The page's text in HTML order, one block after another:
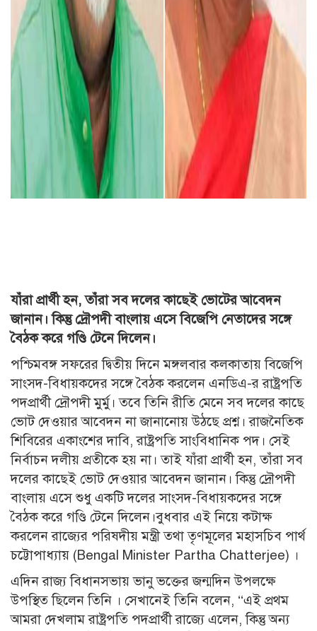
যাঁরা প্রার্থী হন, তাঁরা সব দলের কাছেই ভোটের আবেদন
জানান। কিন্তু দ্রৌপদী বাংলায় এসে বিজেপি নেতাদের সঙ্গে
বৈঠক করে গণ্ডি টেনে দিলেন।
পশ্চিমবঙ্গ সফরের দ্বিতীয় দিনে মঙ্গলবার কলকাতায় বিজেপি
সাংসদ-বিধায়কদের সঙ্গে বৈঠক করলেন এনডিএ-র রাষ্ট্রপতি
পদপ্রার্থী দ্রৌপদী মুর্মু। তবে তিনি রীতি মেনে সব দলের কাছে
ভোট দেওয়ার আবেদন না জানানোয় উঠছে প্রশ্ন। রাজনৈতিক
শিবিরের একাংশের দাবি, রাষ্ট্রপতি সাংবিধানিক পদ। সেই
নির্বাচন দলীয় প্রতীকে হয় না। তাই যাঁরা প্রার্থী হন, তাঁরা সব
দলের কাছেই ভোট দেওয়ার আবেদন জানান। কিন্তু দ্রৌপদী
বাংলায় এসে শুধু একটি দলের সাংসদ-বিধায়কদের সঙ্গে
বৈঠক করে গণ্ডি টেনে দিলেন।বুধবার এই নিয়ে কটাক্ষ
করলেন রাজ্যের পরিষদীয় মন্ত্রী তথা তৃণমূলের মহাসচিব পার্থ
চট্টোপাধ্যায় (Bengal Minister Partha Chatterjee) ।
এদিন রাজ্য বিধানসভায় ভানু ভক্তের জন্মদিন উপলক্ষে
উপস্থিত ছিলেন তিনি । সেখানেই তিনি বলেন, ‘‘এই প্রথম
আমরা দেখলাম রাষ্ট্রপতি পদপ্রার্থী রাজ্যে এলেন, কিন্তু অন্য